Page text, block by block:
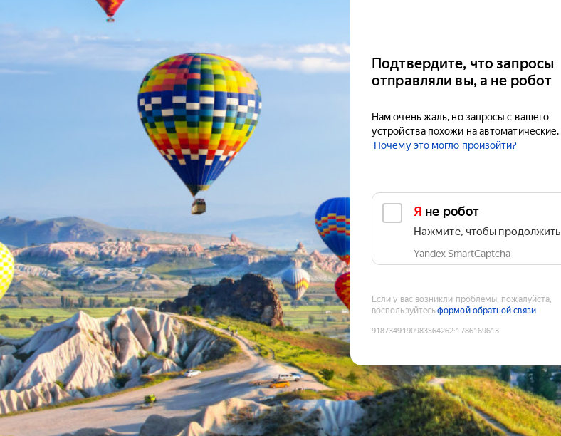
Подтвердите, что запросы
отправляли вы, а не робот
Нам очень жаль, но запросы с вашего
устройства похожи на автоматические.
Почему это могло произойти?
Я не робот
Нажмите, чтобы продолжить
Yandex SmartCaptcha
Если у вас возникли проблемы, пожалуйста,
воспользуйтесьформой обратной связи
9187349190983564262:1786169613